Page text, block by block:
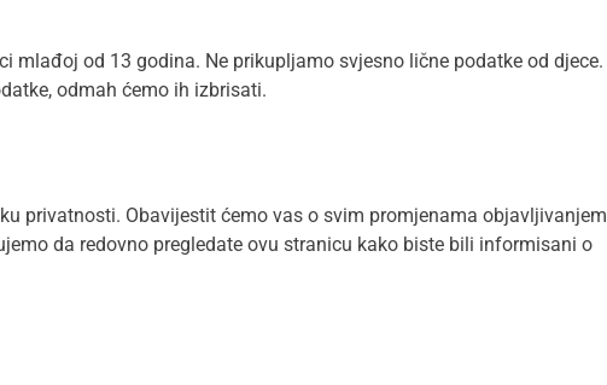
mlađoj od 13 godina. Ne prikupljamo svjesno lične podatke od djece.
odmah ćemo ih izbrisati.
privatnosti. Obavijestit ćemo vas o svim promjenama objavljivanjem
da redovno pregledate ovu stranicu kako biste bili informisani o